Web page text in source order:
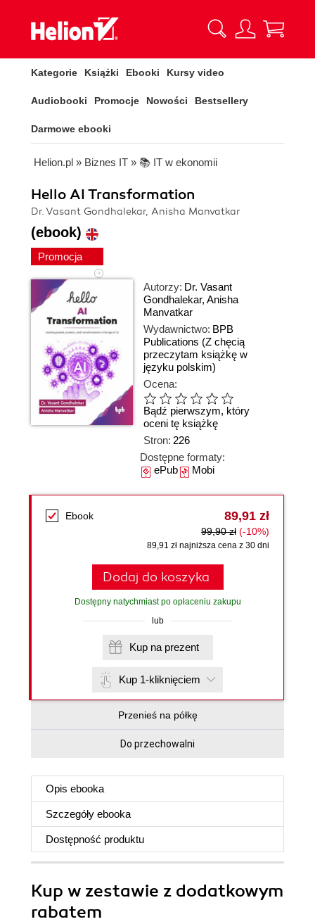
Kategorie Książki Ebooki Kursy video
Audiobooki Promocje Nowości Bestsellery
Darmowe ebooki
Helion.pl » Biznes IT » 📚 IT w ekonomii
Hello AI Transformation
Dr. Vasant Gondhalekar, Anisha Manvatkar
(ebook)
Promocja
Autorzy: Dr. Vasant
Gondhalekar, Anisha
Manvatkar
Wydawnictwo: BPB
Publications (Z chęcią
przeczytam książkę w
języku polskim)
Ocena:
Bądź pierwszym, który
oceni tę książkę
Stron: 226
Dostępne formaty:
ePubMobi
Ebook 89,91 zł
99,90 zł (-10%)
89,91 zł najniższa cena z 30 dni
Dodaj do koszyka
Dostępny natychmiast po opłaceniu zakupu
lub
Kup na prezent
Kup 1-kliknięciem
Przenieś na półkę
Do przechowalni
Opis ebooka
Szczegóły ebooka
Dostępność produktu
Kup w zestawie z dodatkowym
rabatem